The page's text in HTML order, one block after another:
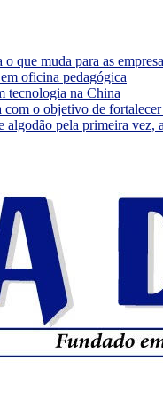
que muda para as
oficina pedagógica
tecnologia na China
o objetivo de
algodão pela primeira vez,